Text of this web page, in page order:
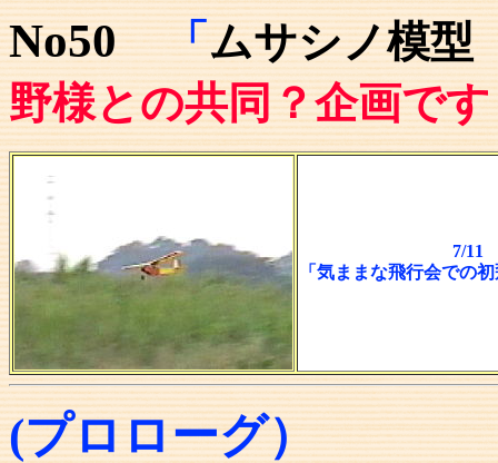
No50「ムサシノ模型
野様との共同？企画で
7/11
「気ままな飛行会での
(プロローグ）